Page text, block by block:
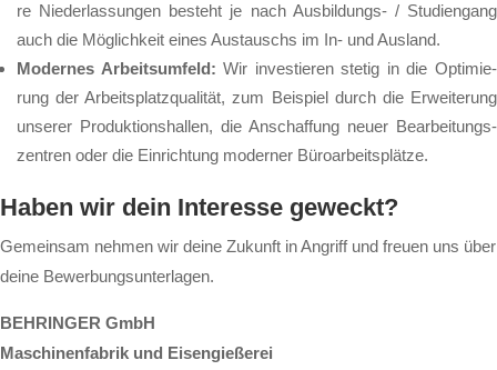
re Nie­der­las­sun­gen be­steht je nach Aus­bil­dungs- / Stu­di­en­gang
auch die Mög­lich­keit ei­nes Aus­tauschs im In- und Aus­land.
Mo­der­nes Ar­beits­um­feld:Wir in­ves­tie­ren ste­tig in die Op­ti­mie­
rung der Ar­beits­platz­qua­li­tät, zum Bei­spiel durch die Er­wei­te­rung
un­se­rer Pro­duk­ti­ons­hal­len, die An­schaf­fung neu­er Be­ar­bei­tungs­
zen­tren oder die Ein­rich­tung mo­der­ner Bü­ro­ar­beits­plät­ze.
Haben wir dein Interesse geweckt?
Gemeinsam nehmen wir deine Zukunft in Angriff und freuen uns über
deine Bewerbungsunterlagen.
BEHRINGER GmbH
Maschinenfabrik und Eisengießerei